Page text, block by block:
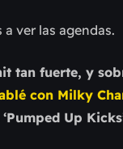
a ver las agendas.
tan fuerte, y
con Milky
Up